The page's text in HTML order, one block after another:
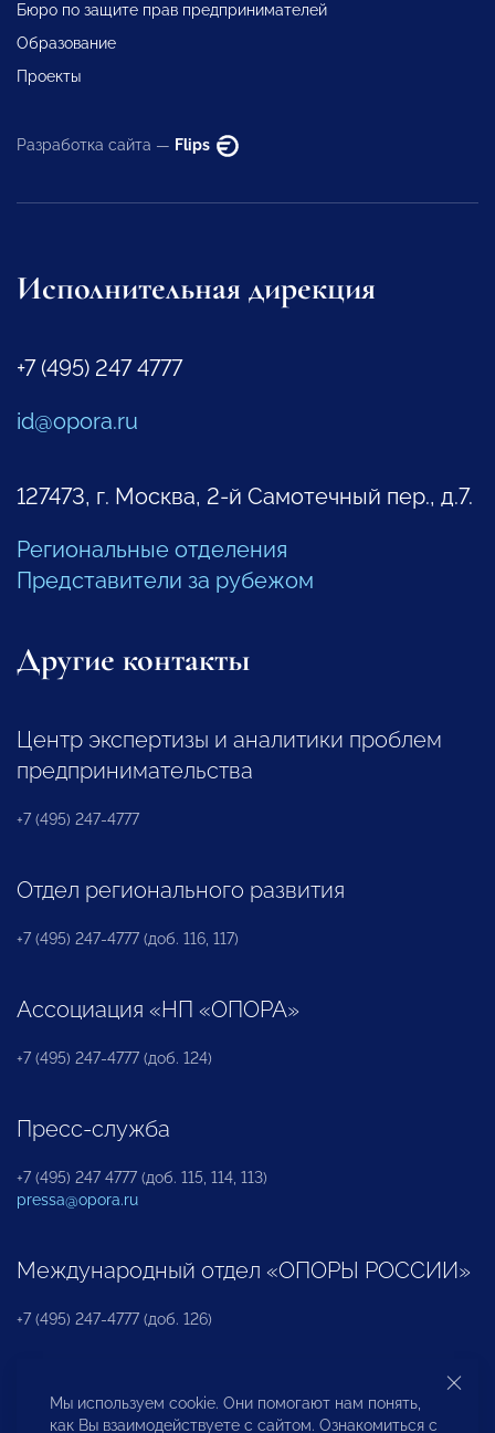
Бюро по защите прав предпринимателей
Образование
Проекты
Разработка сайта — Flips
Исполнительная дирекция
+7 (495) 247 4777
id@opora.ru
127473, г. Москва, 2-й Самотечный пер., д.7.
Региональные отделения
Представители за рубежом
Другие контакты
Центр экспертизы и аналитики проблем
предпринимательства
+7 (495) 247-4777
Отдел регионального развития
+7 (495) 247-4777 (доб. 116, 117)
Ассоциация «НП «ОПОРА»
+7 (495) 247-4777 (доб. 124)
Пресс-служба
+7 (495) 247 4777 (доб. 115, 114, 113)
pressa@opora.ru
Международный отдел «ОПОРЫ РОССИИ»
+7 (495) 247-4777 (доб. 126)
Бюро по защите прав предпринимателей и
инвесторов
Мы используем cookie. Они помогают нам понять,
как Вы взаимодействуете с сайтом. Ознакомиться с